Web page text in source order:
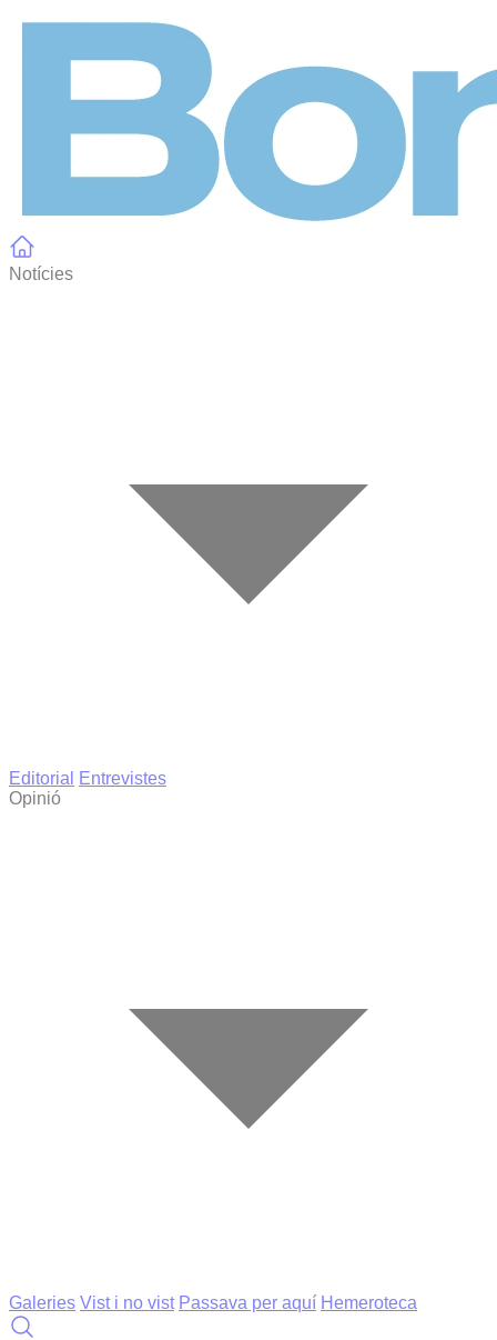
Notícies
Editorial
Entrevistes
Opinió
Galeries Vist i no vist Passava per aquí Hemeroteca